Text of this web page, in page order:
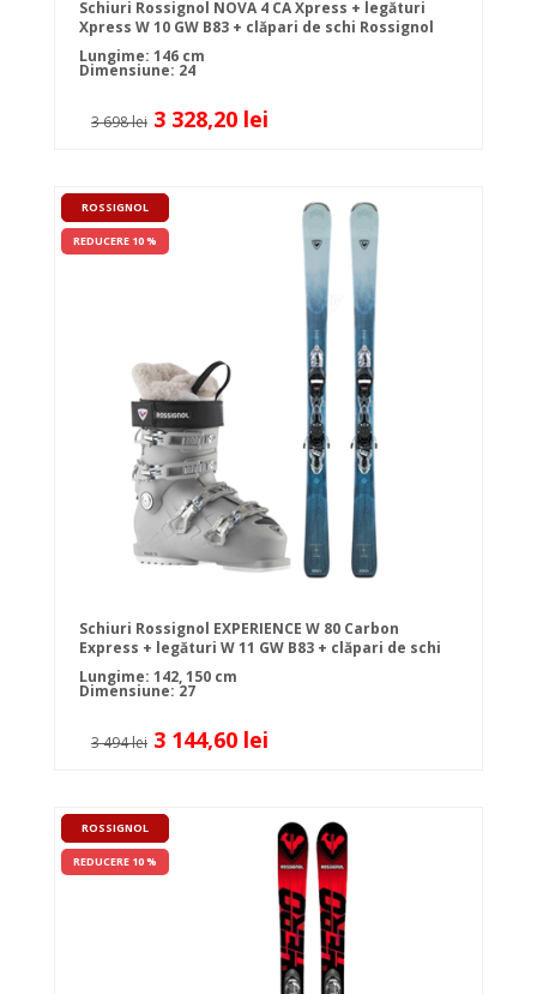
Schiuri Rossignol NOVA 4 CA Xpress + legături
Xpress W 10 GW B83 + clăpari de schi Rossignol
PURE 70 + bețe
Lungime: 146 cm
Dimensiune: 24
3 698 lei 3 328,20 lei
ROSSIGNOL
REDUCERE 10 %
Schiuri Rossignol EXPERIENCE W 80 Carbon
Express + legături W 11 GW B83 + clăpari de schi
Rossignol TRACK 70 W Cloud Grey
Lungime: 142, 150 cm
Dimensiune: 27
3 494 lei 3 144,60 lei
ROSSIGNOL
REDUCERE 10 %